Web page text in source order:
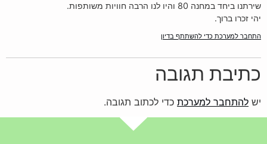
שירתנו ביחד במחנה 80 והיו לנו הרבה חוויות משותפות.
יהי זכרו ברוך.
התחבר למערכת כדי להשתתף בדיון
כתיבת תגובה
יש להתחבר למערכת כדי לכתוב תגובה.